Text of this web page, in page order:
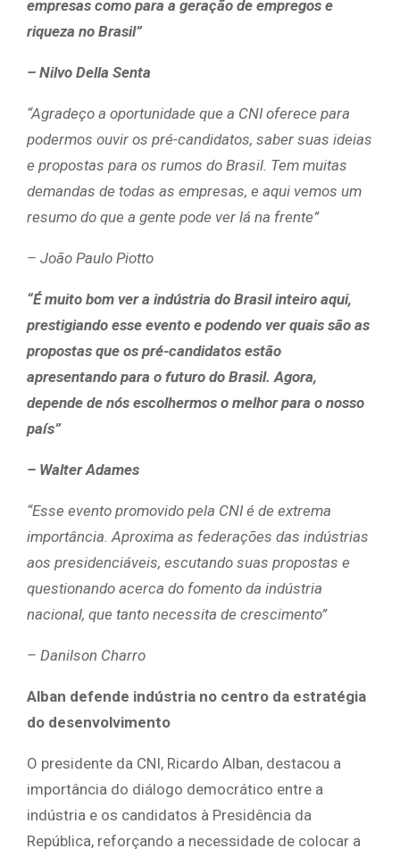
empresas como para a geração de empregos e
riqueza no Brasil”
– Nilvo Della Senta
“Agradeço a oportunidade que a CNI oferece para
podermos ouvir os pré-candidatos, saber suas ideias
e propostas para os rumos do Brasil. Tem muitas
demandas de todas as empresas, e aqui vemos um
resumo do que a gente pode ver lá na frente”
– João Paulo Piotto
“É muito bom ver a indústria do Brasil inteiro aqui,
prestigiando esse evento e podendo ver quais são as
propostas que os pré-candidatos estão
apresentando para o futuro do Brasil. Agora,
depende de nós escolhermos o melhor para o nosso
país”
– Walter Adames
“Esse evento promovido pela CNI é de extrema
importância. Aproxima as federações das indústrias
aos presidenciáveis, escutando suas propostas e
questionando acerca do fomento da indústria
nacional, que tanto necessita de crescimento”
– Danilson Charro
Alban defende indústria no centro da estratégia
do desenvolvimento
O presidente da CNI, Ricardo Alban, destacou a
importância do diálogo democrático entre a
indústria e os candidatos à Presidência da
República, reforçando a necessidade de colocar a